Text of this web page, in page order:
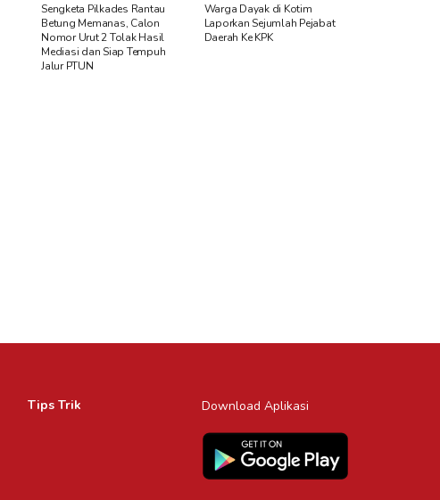
Sengketa Pilkades Rantau
Betung Memanas, Calon
Nomor Urut 2 Tolak Hasil
Mediasi dan Siap Tempuh
Jalur PTUN
Warga Dayak di Kotim
Laporkan Sejumlah Pejabat
Daerah Ke KPK
Tips Trik Download Aplikasi